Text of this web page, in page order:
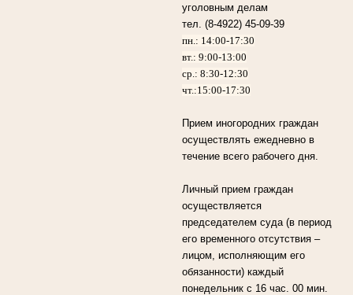
уголовным делам
тел. (8-4922) 45-09-39
пн.: 14:00-17:30
вт.: 9:00-13:00
ср.: 8:30-12:30
чт.:15:00-17:30
Прием иногородних граждан
осуществлять ежедневно в
течение всего рабочего дня.
Личный прием граждан
осуществляется
председателем суда (в период
его временного отсутствия –
лицом, исполняющим его
обязанности) каждый
понедельник с 16 час. 00 мин.